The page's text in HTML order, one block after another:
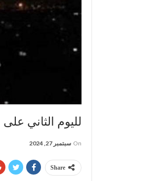
لليوم الثاني
On سبتمبر 27, 2024
Share